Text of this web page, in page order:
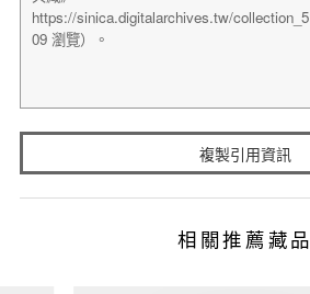
複製引用資訊
相關推薦藏品